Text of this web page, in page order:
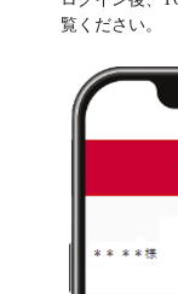
覧ください。